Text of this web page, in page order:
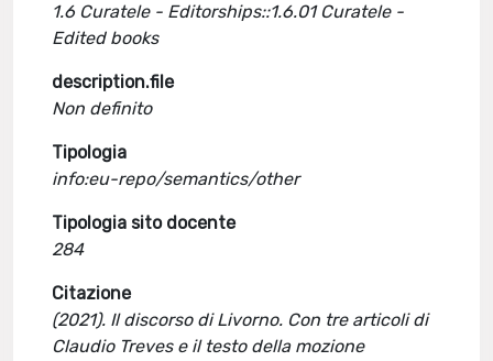
1.6 Curatele - Editorships::1.6.01 Curatele -
Edited books
description.file
Non definito
Tipologia
info:eu-repo/semantics/other
Tipologia sito docente
284
Citazione
(2021). Il discorso di Livorno. Con tre articoli di
Claudio Treves e il testo della mozione